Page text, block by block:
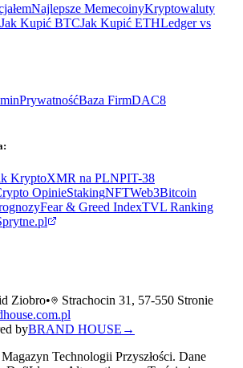
Najlepsze MemecoinyKryptowaluty
Jak Kupić BTCJak Kupić ETHLedger vs
PrywatnośćBaza FirmDAC8
KryptoXMR na PLNPIT-38
OpinieStakingNFTWeb3Bitcoin
Fear & Greed IndexTVL Ranking
Ziobro•
Strachocin 31, 57-550 Stronie
byBRAND HOUSE →
Technologii Przyszłości. Dane